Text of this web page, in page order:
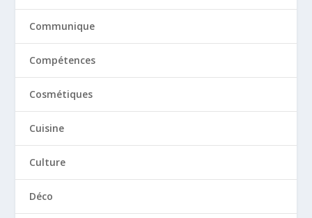
Communique
Compétences
Cosmétiques
Cuisine
Culture
Déco